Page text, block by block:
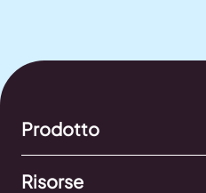
Prodotto
Risorse